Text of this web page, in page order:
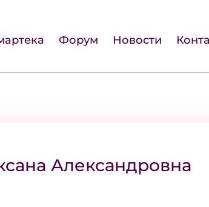
Форум Новости
Александровна